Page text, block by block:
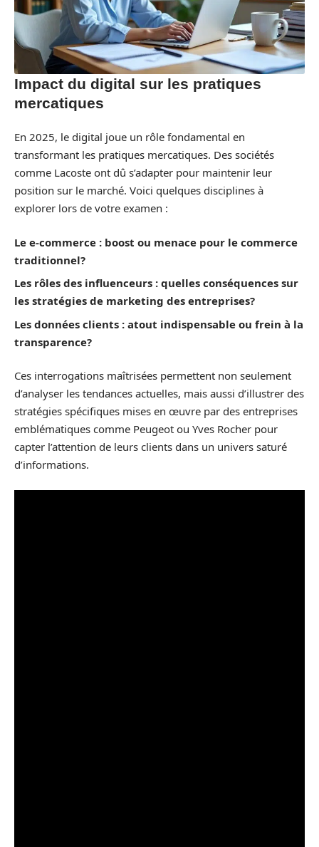
Impact du digital sur les pratiques
mercatiques
En 2025, le digital joue un rôle fondamental en
transformant les pratiques mercatiques. Des sociétés
comme Lacoste ont dû s’adapter pour maintenir leur
position sur le marché. Voici quelques disciplines à
explorer lors de votre examen :
Le e-commerce : boost ou menace pour le commerce
traditionnel?
Les rôles des influenceurs : quelles conséquences sur
les stratégies de marketing des entreprises?
Les données clients : atout indispensable ou frein à la
transparence?
Ces interrogations maîtrisées permettent non seulement
d’analyser les tendances actuelles, mais aussi d’illustrer des
stratégies spécifiques mises en œuvre par des entreprises
emblématiques comme Peugeot ou Yves Rocher pour
capter l’attention de leurs clients dans un univers saturé
d’informations.